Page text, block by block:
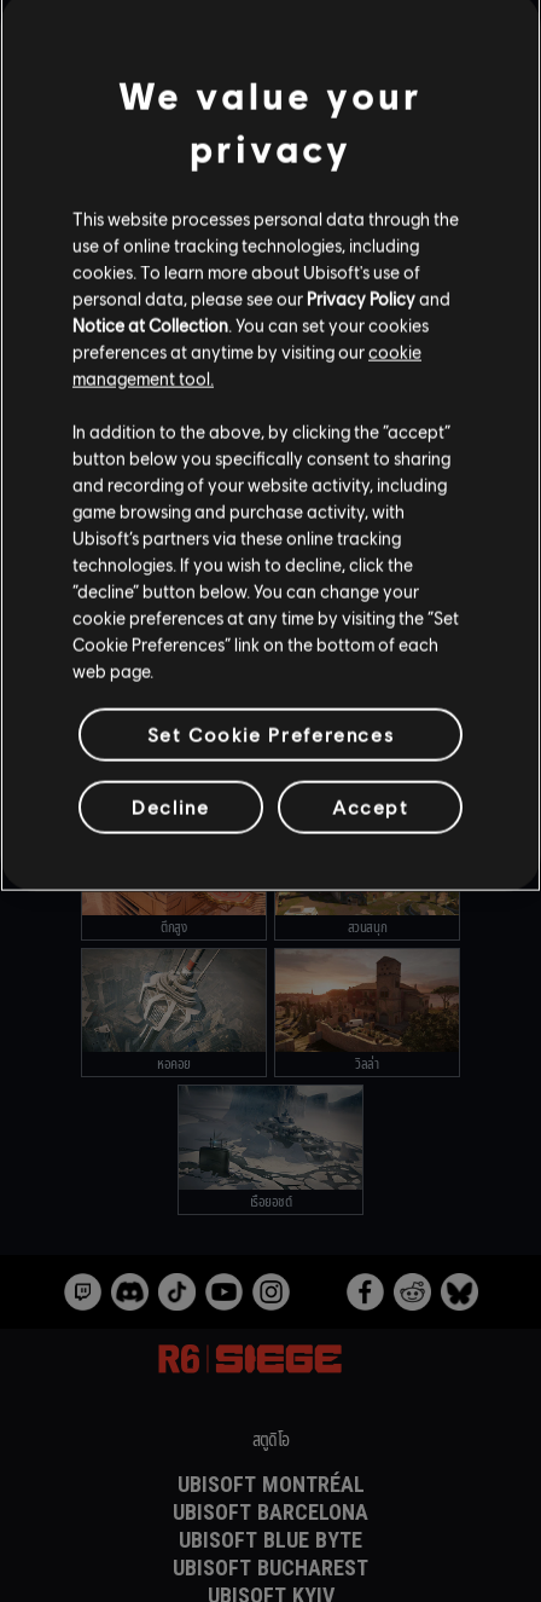
ปฏิบัติการระยะประชิด ดินแดนมรกต
ชายฝั่ง สถานทูต
สลัม
เฮเรฟอร์ด บ้าน
คานาล โอเรกอน
เอ้าท์แบ็ค เครื่องบินประธานาธิบดี
ตึกสูง สวนสนุก
หอคอย วิลล่า
เรือยอชต์
สตูดิโอ
UBISOFT MONTRÉAL
UBISOFT BARCELONA
UBISOFT BLUE BYTE
UBISOFT BUCHAREST
We value your
privacy
This website processes personal data through the
use of online tracking technologies, including
cookies. To learn more about Ubisoft's use of
personal data, please see our Privacy Policyand
Notice at Collection . You can set your cookies
preferences at anytime by visiting ourcookie
management tool.
In addition to the above, by clicking the “accept”
button below you specifically consent to sharing
and recording of your website activity, including
game browsing and purchase activity, with
Ubisoft’s partners via these online tracking
technologies. If you wish to decline, click the
“decline” button below. You can change your
cookie preferences at any time by visiting the “Set
Cookie Preferences” link on the bottom of each
web page.
Set Cookie Preferences
Decline Accept